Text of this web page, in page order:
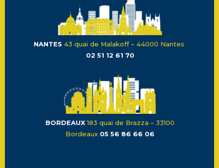
NANTES 43 quai de Malakoff – 44000 Nantes
02 51 12 61 70
BORDEAUX 183 quai de Brazza – 33100
Bordeaux 05 56 86 66 06